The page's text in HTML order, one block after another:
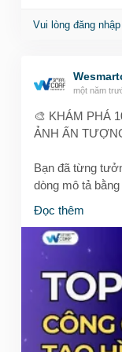
Vui lòng đăng
một năm
🎨 KHÁM PHÁ
ẢNH ẤN
Bạn đã từng
dòng mô tả
🔥
hỗ trợ tạo hình
Diffusion,
Cho dù bạn là
tảng này sẽ giúp
✨ Tăng tốc quy
Đọc thêm